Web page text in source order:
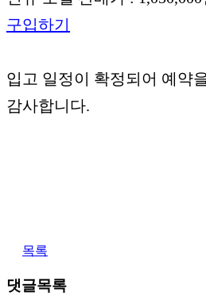
구입하기
입고 일정이 확정되어 예약
감사합니다.
목록
댓글목록